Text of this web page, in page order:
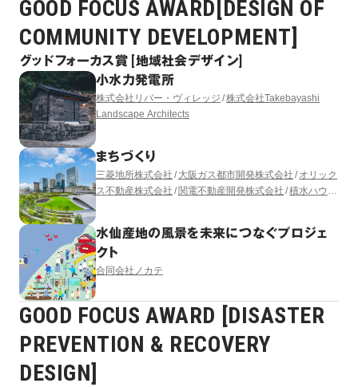
GOOD FOCUS AWARD[DESIGN OF
COMMUNITY DEVELOPMENT]
グッドフォーカス賞 [地域社会デザイン]
小水力発電所
株式会社リバー・ヴィレッジ 株式会社Takebayashi
Landscape Architects
まちづくり
三菱地所株式会社 大阪ガス都市開発株式会社
オリック
ス不動産株式会社 関電不動産開発株式会社 積水ハウス
（出資者：大林組） 株式会社日建設計 株式会社三菱地
所設計
水仙産地の風景を未来につなぐプロジェ
クト
合同会社ノカテ
GOOD FOCUS AWARD [DISASTER
PREVENTION & RECOVERY
DESIGN]